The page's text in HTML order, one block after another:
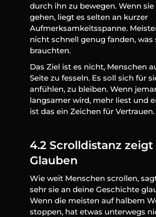
durch ihn zu bewegen. Wenn
gehen, liegt es selten an kurzer
Aufmerksamkeitsspanne.
nicht schnell genug fanden, was
brauchten.
Das Ziel ist es nicht, Menschen
Seite zu fesseln. Es soll sich für
anfühlen, zu bleiben. Wenn
langsamer wird, mehr liest und
ist das ein Zeichen für Vertrauen.
4.2 Scrolldistanz zeigt
Glauben
Wie weit Menschen scrollen,
sehr sie an deine Geschichte
Wenn die meisten auf halbem
stoppen, hat etwas unterwegs